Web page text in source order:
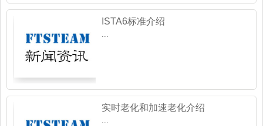
ISTA6标准介绍
实时老化和加速老化介绍
...